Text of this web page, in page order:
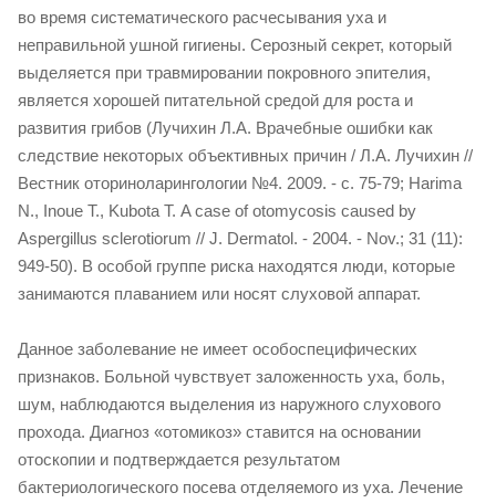
во время систематического расчесывания уха и
неправильной ушной гигиены. Серозный секрет, который
выделяется при травмировании покровного эпителия,
является хорошей питательной средой для роста и
развития грибов (Лучихин Л.А. Врачебные ошибки как
следствие некоторых объективных причин / Л.А. Лучихин //
Вестник оториноларингологии №4. 2009. - с. 75-79; Harima
N., Inoue Т., Kubota Т. A case of otomycosis caused by
Aspergillus sclerotiorum // J. Dermatol. - 2004. - Nov.; 31 (11):
949-50). В особой группе риска находятся люди, которые
занимаются плаванием или носят слуховой аппарат.
Данное заболевание не имеет особоспецифических
признаков. Больной чувствует заложенность уха, боль,
шум, наблюдаются выделения из наружного слухового
прохода. Диагноз «отомикоз» ставится на основании
отоскопии и подтверждается результатом
бактериологического посева отделяемого из уха. Лечение